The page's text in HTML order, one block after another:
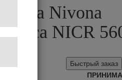
Nivona
NICR
Быстрый заказ